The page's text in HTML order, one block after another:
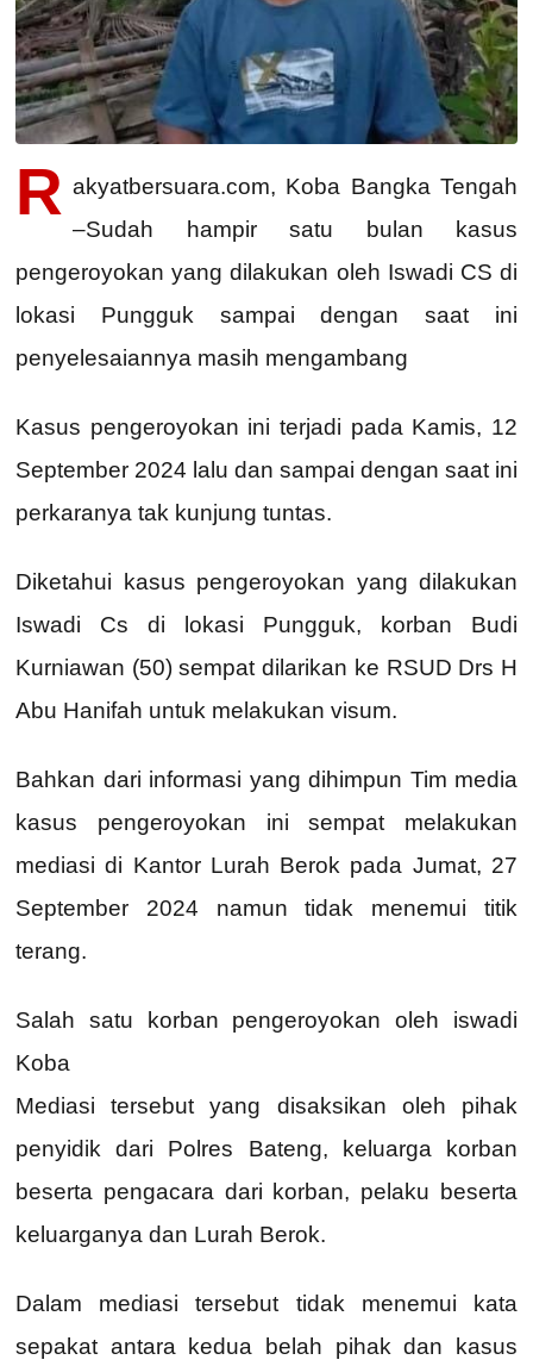
R akyatbersuara.com, Koba Bangka Tengah
–Sudah hampir satu bulan kasus
pengeroyokan yang dilakukan oleh Iswadi CS di
lokasi Pungguk sampai dengan saat ini
penyelesaiannya masih mengambang
Kasus pengeroyokan ini terjadi pada Kamis, 12
September 2024 lalu dan sampai dengan saat ini
perkaranya tak kunjung tuntas.
Diketahui kasus pengeroyokan yang dilakukan
Iswadi Cs di lokasi Pungguk, korban Budi
Kurniawan (50) sempat dilarikan ke RSUD Drs H
Abu Hanifah untuk melakukan visum.
Bahkan dari informasi yang dihimpun Tim media
kasus pengeroyokan ini sempat melakukan
mediasi di Kantor Lurah Berok pada Jumat, 27
September 2024 namun tidak menemui titik
terang.
Salah satu korban pengeroyokan oleh iswadi
Koba
Mediasi tersebut yang disaksikan oleh pihak
penyidik dari Polres Bateng, keluarga korban
beserta pengacara dari korban, pelaku beserta
keluarganya dan Lurah Berok.
Dalam mediasi tersebut tidak menemui kata
sepakat antara kedua belah pihak dan kasus